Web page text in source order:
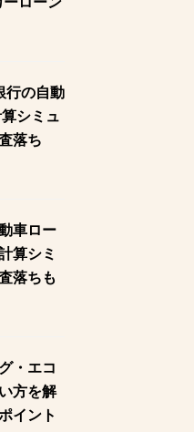
行の自動
シミュ
落ち
車ロー
算シミ
落ちも
・エコ
方を解
イント